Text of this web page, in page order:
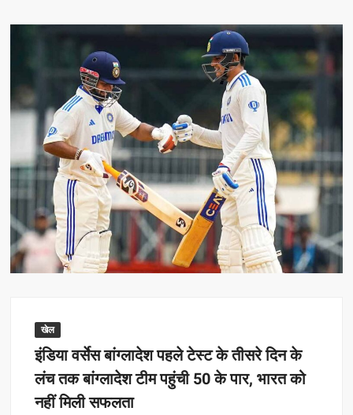
खेल
इंडिया वर्सेस बांग्लादेश पहले टेस्ट के तीसरे दिन के
लंच तक बांग्लादेश टीम पहुंची 50 के पार, भारत को
नहीं मिली सफलता